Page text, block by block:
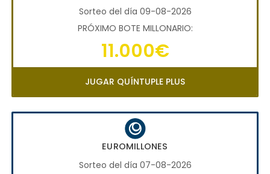
Sorteo del día 09-08-2026
PRÓXIMO BOTE MILLONARIO:
11.000€
JUGAR QUÍNTUPLE PLUS
EUROMILLONES
Sorteo del día 07-08-2026